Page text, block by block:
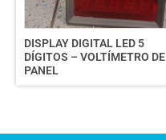
DISPLAY DIGITAL LED 5
DÍGITOS – VOLTÍMETRO DE
PANEL